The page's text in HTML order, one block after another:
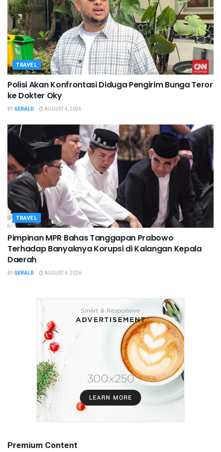
TRAVEL
Polisi Akan Konfrontasi Diduga Pengirim Bunga Teror
ke Dokter Oky
BYGERALD AUGUST 4, 2026
TRAVEL
Pimpinan MPR Bahas Tanggapan Prabowo
Terhadap Banyaknya Korupsi di Kalangan Kepala
Daerah
BYGERALD AUGUST 4, 2026
Premium Content